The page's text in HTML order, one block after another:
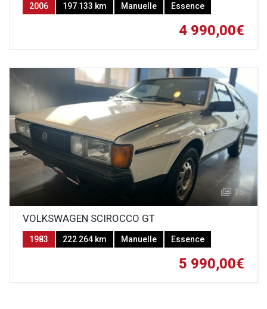
4 990,00€
2006 197 133 km Manuelle Essence
15
VOLKSWAGEN SCIROCCO GT
5 990,00€
1983 222 264 km Manuelle Essence